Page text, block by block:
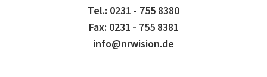
Tel.: 0231 - 755 8380
Fax: 0231 - 755 8381
info@nrwision.de